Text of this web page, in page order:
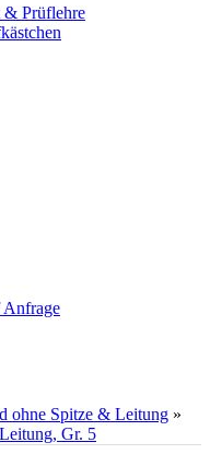
& Prüflehre
Anfrage
ohne Spitze & Leitung »
Gr. 5